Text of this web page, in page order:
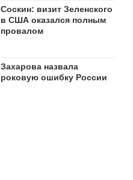
Соскин: визит Зеленского
в США оказался полным
провалом
Захарова назвала
роковую ошибку России